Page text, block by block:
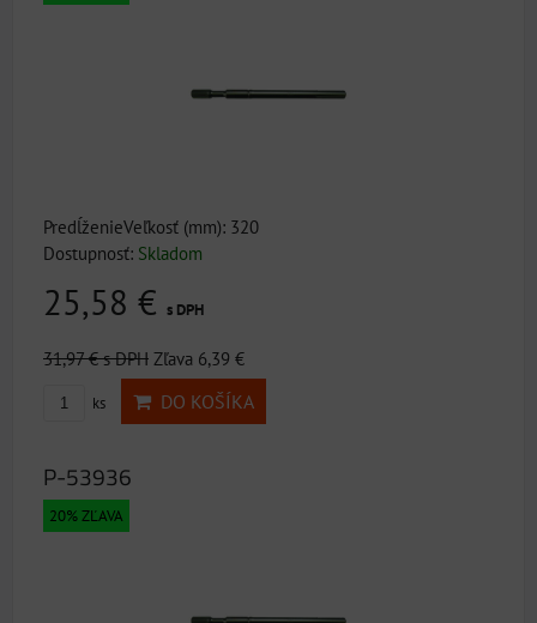
PredĺženieVeľkosť (mm): 320
Dostupnosť: Skladom
25,58 € s DPH
31,97 €s DPH Zľava 6,39 €
ks DO KOŠÍKA
P-53936
20% ZĽAVA